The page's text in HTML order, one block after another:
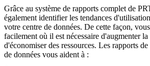
Grâce au système de rapports complet de
également identifier les tendances
votre centre de données. De cette façon,
facilement où il est nécessaire d'augmenter la
d'économiser des ressources. Les rapports
de données vous aident à :